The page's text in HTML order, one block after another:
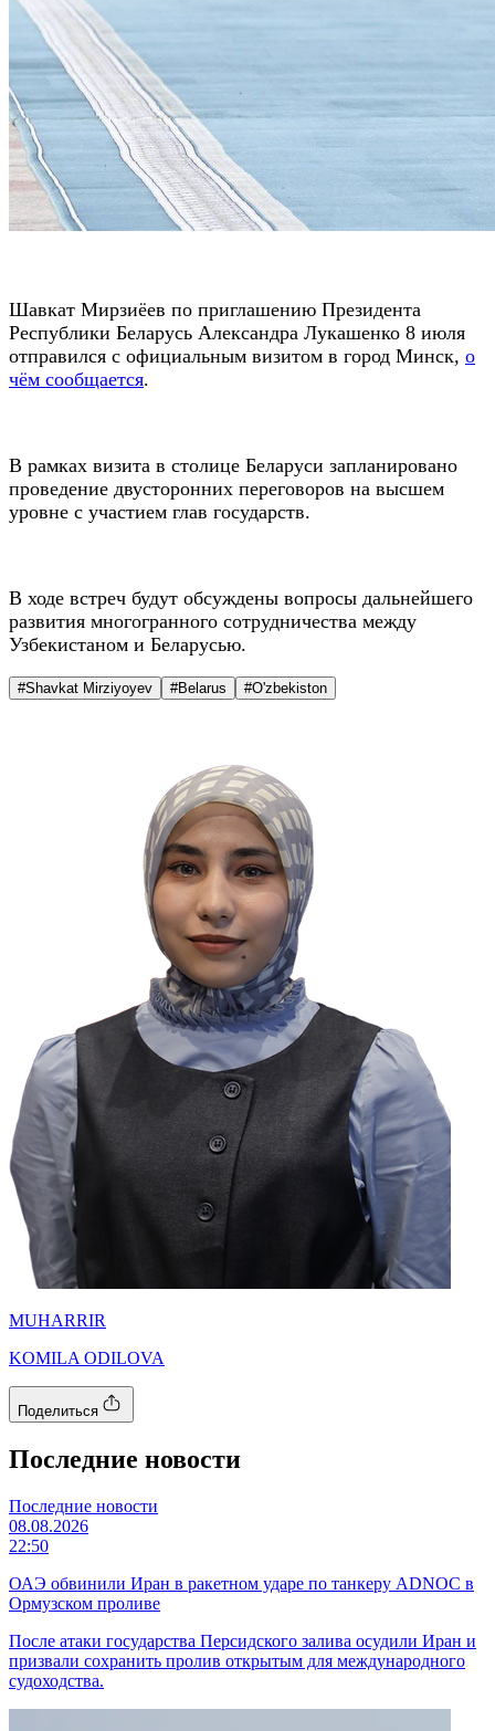
Шавкат Мирзиёев по приглашению Президента
Республики Беларусь Александра Лукашенко 8 июля
отправился с официальным визитом в город Минск, о
чём сообщается.
В рамках визита в столице Беларуси запланировано
проведение двусторонних переговоров на высшем
уровне с участием глав государств.
В ходе встреч будут обсуждены вопросы дальнейшего
развития многогранного сотрудничества между
Узбекистаном и Беларусью.
#Shavkat Mirziyoyev #Belarus #O'zbekiston
MUHARRIR
KOMILA ODILOVA
Поделиться
Последние новости
Последние новости
08.08.2026
22:50
ОАЭ обвинили Иран в ракетном ударе по танкеру ADNOC в
Ормузском проливе
После атаки государства Персидского залива осудили Иран и
призвали сохранить пролив открытым для международного
судоходства.